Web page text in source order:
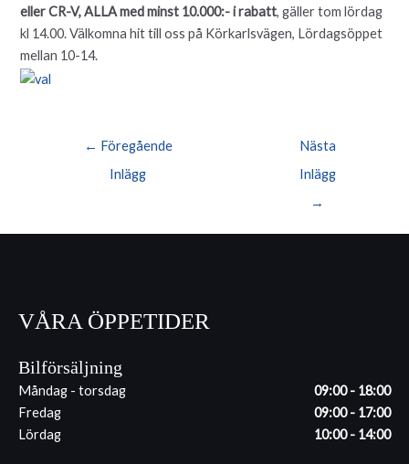
eller CR-V, ALLA med minst 10.000:- i rabatt, gäller tom lördag
kl 14.00. Välkomna hit till oss på Körkarlsvägen, Lördagsöppet
mellan 10-14.
Inläggsnavigering
← Föregående
Inlägg
Nästa
Inlägg
→
VÅRA ÖPPETIDER
Bilförsäljning
Måndag - torsdag
09:00 - 18:00
Fredag
09:00 - 17:00
Lördag
10:00 - 14:00